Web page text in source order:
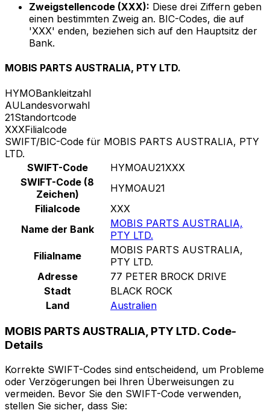
Zweigstellencode (XXX): Diese drei Ziffern geben
einen bestimmten Zweig an. BIC-Codes, die auf
'XXX' enden, beziehen sich auf den Hauptsitz der
Bank.
MOBIS PARTS AUSTRALIA, PTY LTD.
HYMOBankleitzahl
AULandesvorwahl
21Standortcode
XXXFilialcode
SWIFT/BIC-Code für MOBIS PARTS AUSTRALIA, PTY
LTD.
SWIFT-Code
HYMOAU21XXX
SWIFT-Code (8
Zeichen)
HYMOAU21
Filialcode
XXX
Name der Bank
MOBIS PARTS AUSTRALIA,
PTY LTD.
Filialname
MOBIS PARTS AUSTRALIA,
PTY LTD.
Adresse
77 PETER BROCK DRIVE
Stadt
BLACK ROCK
Land
Australien
MOBIS PARTS AUSTRALIA, PTY LTD. Code-
Details
Korrekte SWIFT-Codes sind entscheidend, um Probleme
oder Verzögerungen bei Ihren Überweisungen zu
vermeiden. Bevor Sie den SWIFT-Code verwenden,
stellen Sie sicher, dass Sie: